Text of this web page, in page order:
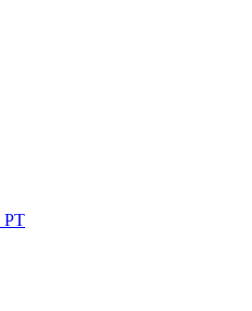
РТ